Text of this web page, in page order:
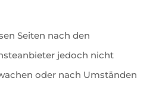
Seiten nach den
jedoch nicht
oder nach Umständen